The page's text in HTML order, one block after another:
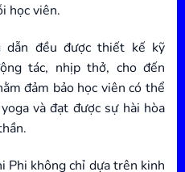
học viên.
dẫn đều được thiết kế kỹ
tác, nhịp thở, cho đến
đảm bảo học viên có thể
và đạt được sự hài hòa
Phi không chỉ dựa trên kinh